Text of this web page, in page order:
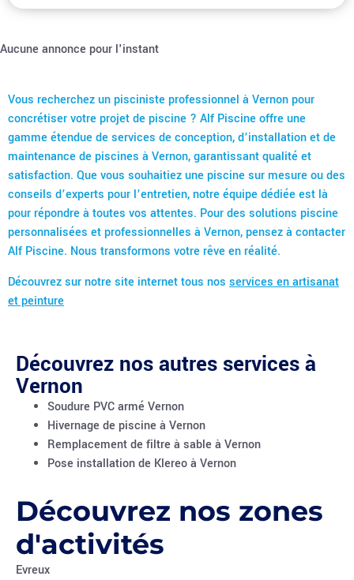
Aucune annonce pour l'instant
Vous recherchez un pisciniste professionnel à Vernon pour
concrétiser votre projet de piscine ? Alf Piscine offre une
gamme étendue de services de conception, d’installation et de
maintenance de piscines à Vernon, garantissant qualité et
satisfaction. Que vous souhaitiez une piscine sur mesure ou des
conseils d’experts pour l’entretien, notre équipe dédiée est là
pour répondre à toutes vos attentes. Pour des solutions piscine
personnalisées et professionnelles à Vernon, pensez à contacter
Alf Piscine. Nous transformons votre rêve en réalité.
Découvrez sur notre site internet tous nos services en artisanat
et peinture
Découvrez nos autres services à
Vernon
Soudure PVC armé Vernon
Hivernage de piscine à Vernon
Remplacement de filtre à sable à Vernon
Pose installation de Klereo à Vernon
Découvrez nos zones
d'activités
Evreux